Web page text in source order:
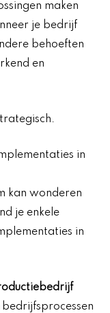
maken
je bedrijf
behoeften
en
in
kan wonderen
je enkele
in
bedrijfsprocessen